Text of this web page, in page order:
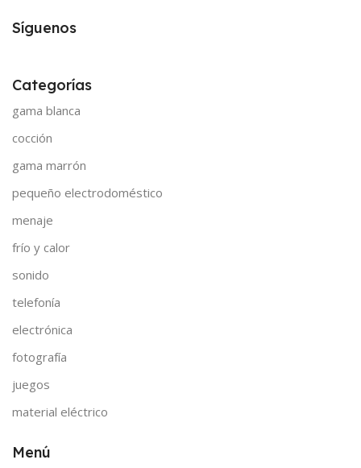
Síguenos
Categorías
gama blanca
cocción
gama marrón
pequeño electrodoméstico
menaje
frío y calor
sonido
telefonía
electrónica
fotografía
juegos
material eléctrico
Menú